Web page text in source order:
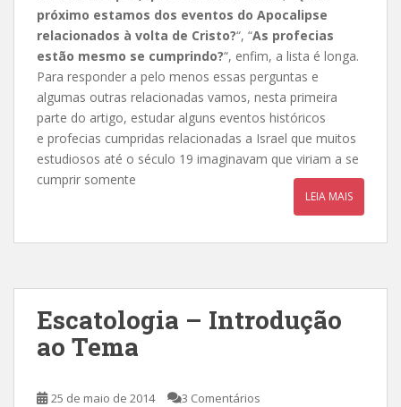
próximo estamos dos eventos do Apocalipse
relacionados à volta de Cristo?“, “As profecias
estão mesmo se cumprindo?“, enfim, a lista é longa.
Para responder a pelo menos essas perguntas e
algumas outras relacionadas vamos, nesta primeira
parte do artigo, estudar alguns eventos históricos
e profecias cumpridas relacionadas a Israel que muitos
estudiosos até o século 19 imaginavam que viriam a se
cumprir somente
LEIA MAIS
Escatologia – Introdução
ao Tema
25 de maio de 2014 3 Comentários